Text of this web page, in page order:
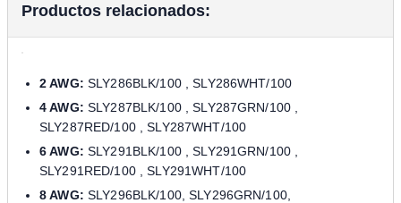
Productos relacionados:
2 AWG: SLY286BLK/100 , SLY286WHT/100
4 AWG: SLY287BLK/100 , SLY287GRN/100 ,
SLY287RED/100 , SLY287WHT/100
6 AWG: SLY291BLK/100 , SLY291GRN/100 ,
SLY291RED/100 , SLY291WHT/100
8 AWG: SLY296BLK/100, SLY296GRN/100,